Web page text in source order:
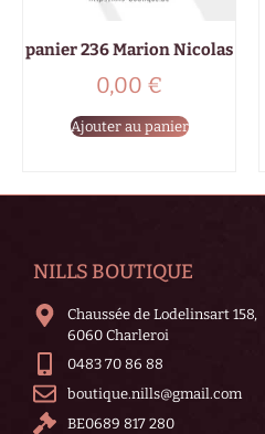
panier 236 Marion Nicolas
0,00 €
Ajouter au panier
NILLS BOUTIQUE
Chaussée de Lodelinsart 158,
6060 Charleroi
0483 70 86 88
boutique.nills@gmail.com
BE0689 817 280